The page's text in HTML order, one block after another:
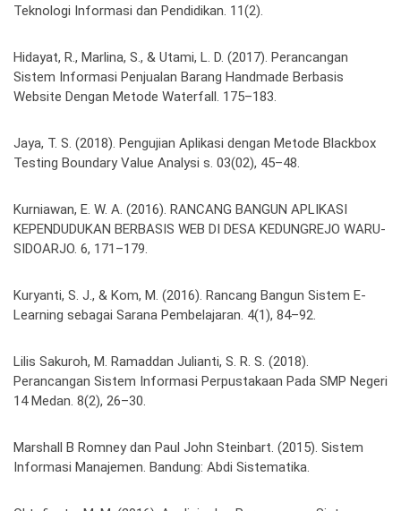
Teknologi Informasi dan Pendidikan. 11(2).
Hidayat, R., Marlina, S., & Utami, L. D. (2017). Perancangan
Sistem Informasi Penjualan Barang Handmade Berbasis
Website Dengan Metode Waterfall. 175–183.
Jaya, T. S. (2018). Pengujian Aplikasi dengan Metode Blackbox
Testing Boundary Value Analysi s. 03(02), 45–48.
Kurniawan, E. W. A. (2016). RANCANG BANGUN APLIKASI
KEPENDUDUKAN BERBASIS WEB DI DESA KEDUNGREJO WARU-
SIDOARJO. 6, 171–179.
Kuryanti, S. J., & Kom, M. (2016). Rancang Bangun Sistem E-
Learning sebagai Sarana Pembelajaran. 4(1), 84–92.
Lilis Sakuroh, M. Ramaddan Julianti, S. R. S. (2018).
Perancangan Sistem Informasi Perpustakaan Pada SMP Negeri
14 Medan. 8(2), 26–30.
Marshall B Romney dan Paul John Steinbart. (2015). Sistem
Informasi Manajemen. Bandung: Abdi Sistematika.